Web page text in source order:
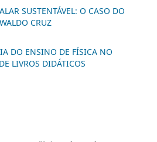
SUSTENTÁVEL: O CASO DO
CRUZ
DO ENSINO DE FÍSICA NO
LIVROS DIDÁTICOS